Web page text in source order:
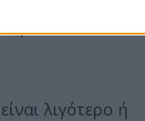
ή κακού
λιγότερο ή